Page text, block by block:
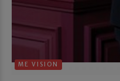
ME VISION